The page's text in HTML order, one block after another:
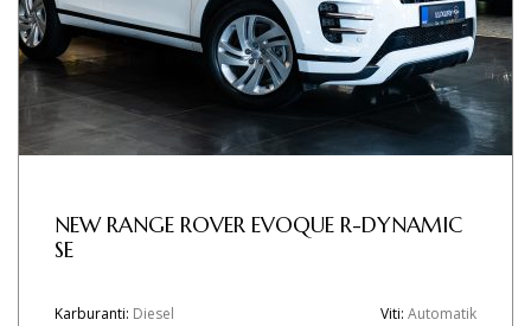
NEW RANGE ROVER EVOQUE R-DYNAMIC
SE
Karburanti: Diesel Viti: Automatik